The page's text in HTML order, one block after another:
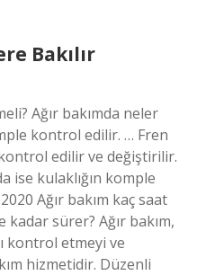
Bakılır
Ağır bakımda neler
kontrol edilir. … Fren
edilir ve değiştirilir.
ise kulaklığın komple
Ağır bakım kaç saat
sürer? Ağır bakım,
kontrol etmeyi ve
hizmetidir. Düzenli